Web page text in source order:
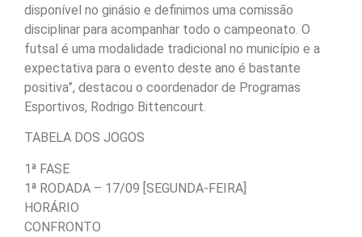
disponível no ginásio e definimos uma comissão
disciplinar para acompanhar todo o campeonato. O
futsal é uma modalidade tradicional no município e a
expectativa para o evento deste ano é bastante
positiva”, destacou o coordenador de Programas
Esportivos, Rodrigo Bittencourt.
TABELA DOS JOGOS
1ª FASE
1ª RODADA – 17/09 [SEGUNDA-FEIRA]
HORÁRIO
CONFRONTO